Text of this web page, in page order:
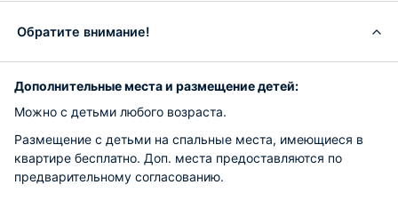
Обратите внимание!
Дополнительные места и размещение детей:
Можно с детьми любого возраста.
Размещение с детьми на спальные места, имеющиеся в
квартире бесплатно. Доп. места предоставляются по
предварительному согласованию.